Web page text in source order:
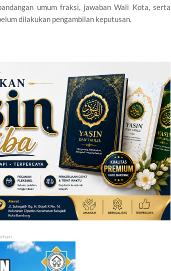
umum fraksi, jawaban Wali Kota, serta
dilakukan pengambilan keputusan.